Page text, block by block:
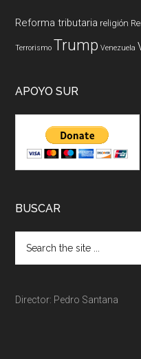
Reforma tributaria religión
Terrorismo Trump Venezuela
APOYO SUR
BUSCAR
Director: Pedro Santana